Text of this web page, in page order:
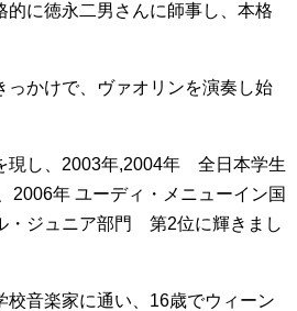
的に徳永二男さんに師事し、本格
っかけで、ヴァオリンを演奏し始
現し、2003年,2004年 全日本学生
2006年 ユーディ・メニューイン国
・ジュニア部門 第2位に輝きまし
校音楽家に通い、16歳でウィーン